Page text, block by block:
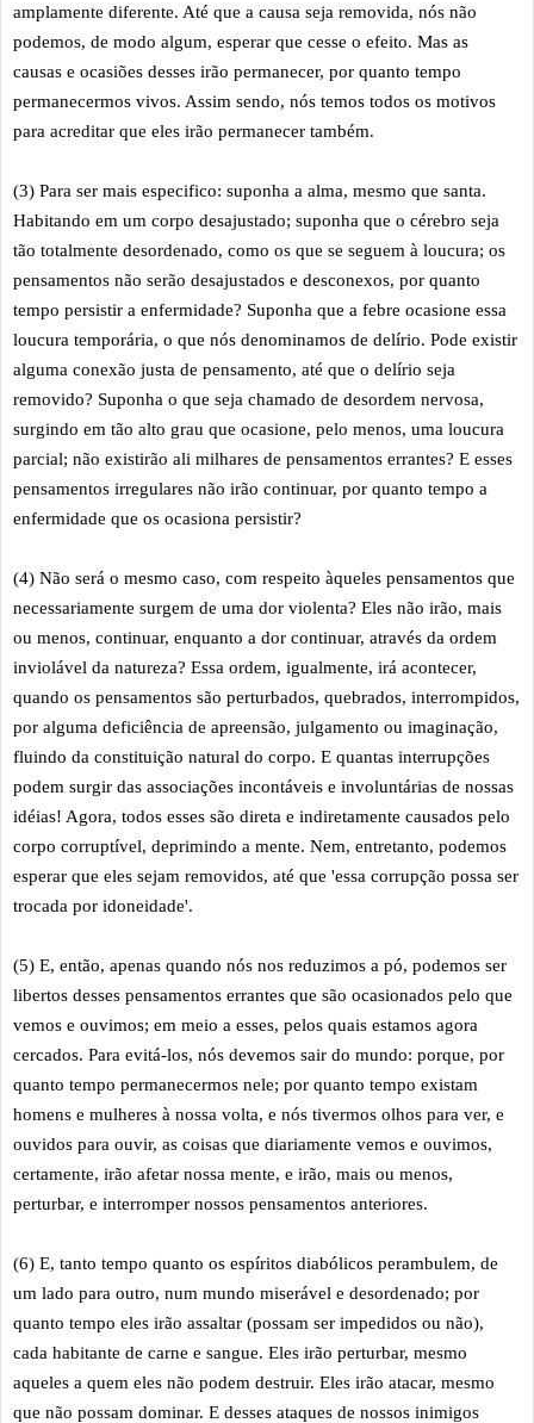
amplamente diferente. Até que a causa seja removida, nós não
podemos, de modo algum, esperar que cesse o efeito. Mas as
causas e ocasiões desses irão permanecer, por quanto tempo
permanecermos vivos. Assim sendo, nós temos todos os motivos
para acreditar que eles irão permanecer também.
(3) Para ser mais especifico: suponha a alma, mesmo que santa.
Habitando em um corpo desajustado; suponha que o cérebro seja
tão totalmente desordenado, como os que se seguem à loucura; os
pensamentos não serão desajustados e desconexos, por quanto
tempo persistir a enfermidade? Suponha que a febre ocasione essa
loucura temporária, o que nós denominamos de delírio. Pode existir
alguma conexão justa de pensamento, até que o delírio seja
removido? Suponha o que seja chamado de desordem nervosa,
surgindo em tão alto grau que ocasione, pelo menos, uma loucura
parcial; não existirão ali milhares de pensamentos errantes? E esses
pensamentos irregulares não irão continuar, por quanto tempo a
enfermidade que os ocasiona persistir?
(4) Não será o mesmo caso, com respeito àqueles pensamentos que
necessariamente surgem de uma dor violenta? Eles não irão, mais
ou menos, continuar, enquanto a dor continuar, através da ordem
inviolável da natureza? Essa ordem, igualmente, irá acontecer,
quando os pensamentos são perturbados, quebrados, interrompidos,
por alguma deficiência de apreensão, julgamento ou imaginação,
fluindo da constituição natural do corpo. E quantas interrupções
podem surgir das associações incontáveis e involuntárias de nossas
idéias! Agora, todos esses são direta e indiretamente causados pelo
corpo corruptível, deprimindo a mente. Nem, entretanto, podemos
esperar que eles sejam removidos, até que 'essa corrupção possa ser
trocada por idoneidade'.
(5) E, então, apenas quando nós nos reduzimos a pó, podemos ser
libertos desses pensamentos errantes que são ocasionados pelo que
vemos e ouvimos; em meio a esses, pelos quais estamos agora
cercados. Para evitá-los, nós devemos sair do mundo: porque, por
quanto tempo permanecermos nele; por quanto tempo existam
homens e mulheres à nossa volta, e nós tivermos olhos para ver, e
ouvidos para ouvir, as coisas que diariamente vemos e ouvimos,
certamente, irão afetar nossa mente, e irão, mais ou menos,
perturbar, e interromper nossos pensamentos anteriores.
(6) E, tanto tempo quanto os espíritos diabólicos perambulem, de
um lado para outro, num mundo miserável e desordenado; por
quanto tempo eles irão assaltar (possam ser impedidos ou não),
cada habitante de carne e sangue. Eles irão perturbar, mesmo
aqueles a quem eles não podem destruir. Eles irão atacar, mesmo
que não possam dominar. E desses ataques de nossos inimigos